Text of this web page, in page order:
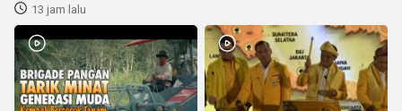
13 jam lalu